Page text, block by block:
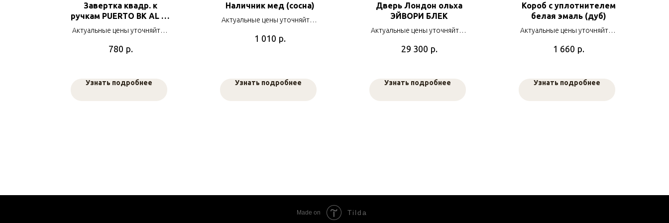
Завертка квадр. к
ручкам PUERTO BK AL 01
Актуальные цены уточняйте у
780 р.
Узнать подробнее
Наличник мед (сосна)
Актуальные цены уточняйте у
1 010 р.
Узнать подробнее
Дверь Лондон ольха
ЭЙВОРИ БЛЕК
Актуальные цены уточняйте у
29 300 р.
Узнать подробнее
Короб с уплотнителем
белая эмаль (дуб)
Актуальные цены уточняйте у
1 660 р.
Узнать подробнее
Made on Tilda